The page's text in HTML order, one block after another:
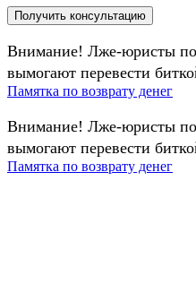
Внимание! Лже-юристы
вымогают перевести
Памятка по возврату денег
Внимание! Лже-юристы
вымогают перевести
Памятка по возврату денег